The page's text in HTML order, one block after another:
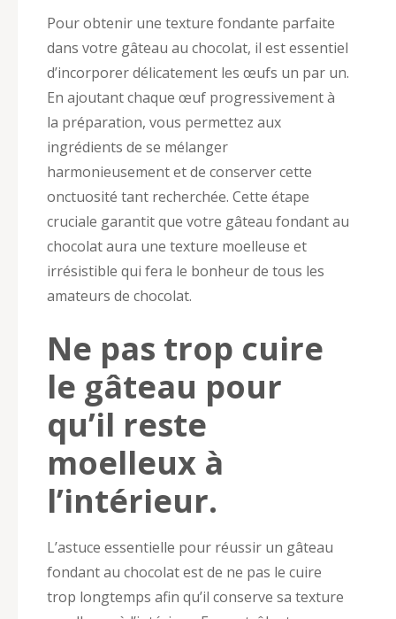
Pour obtenir une texture fondante parfaite
dans votre gâteau au chocolat, il est essentiel
d’incorporer délicatement les œufs un par un.
En ajoutant chaque œuf progressivement à
la préparation, vous permettez aux
ingrédients de se mélanger
harmonieusement et de conserver cette
onctuosité tant recherchée. Cette étape
cruciale garantit que votre gâteau fondant au
chocolat aura une texture moelleuse et
irrésistible qui fera le bonheur de tous les
amateurs de chocolat.
Ne pas trop cuire
le gâteau pour
qu’il reste
moelleux à
l’intérieur.
L’astuce essentielle pour réussir un gâteau
fondant au chocolat est de ne pas le cuire
trop longtemps afin qu’il conserve sa texture